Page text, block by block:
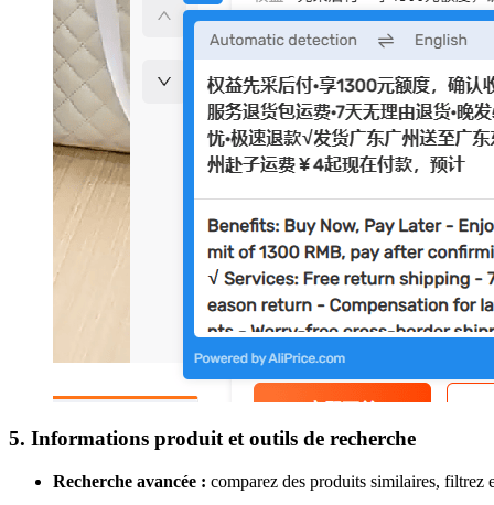
5. Informations produit et outils de recherche
Recherche avancée : comparez des produits similaires, filtrez